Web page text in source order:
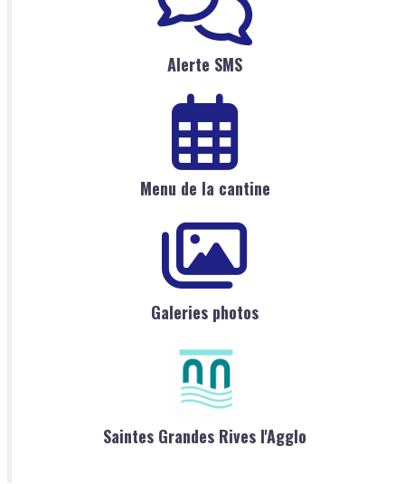
Alerte SMS
Menu de la cantine
Galeries photos
Saintes Grandes Rives l'Agglo